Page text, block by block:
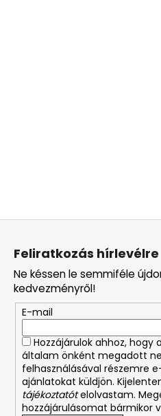
L
Feliratkozás hírlevélre
Ne késsen le semmiféle
kedvezményről!
E-mail
Hozzájárulok ahhoz, hogy
általam önként megadott
felhasználásával részemre
ajánlatokat küldjön.
tájékoztatótelolvastam.
hozzájárulásomat bármikor